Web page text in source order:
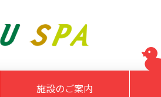
施設のご案内